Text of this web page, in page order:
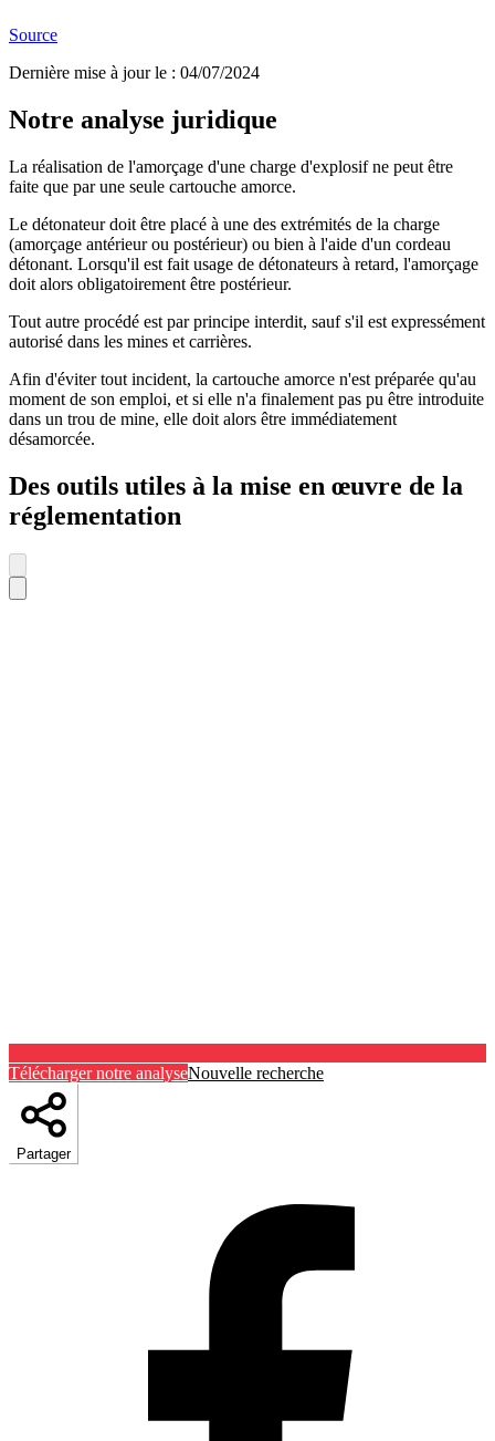
Source
Dernière mise à jour le : 04/07/2024
Notre analyse juridique
La réalisation de l'amorçage d'une charge d'explosif ne peut être
faite que par une seule cartouche amorce.
Le détonateur doit être placé à une des extrémités de la charge
(amorçage antérieur ou postérieur) ou bien à l'aide d'un cordeau
détonant. Lorsqu'il est fait usage de détonateurs à retard, l'amorçage
doit alors obligatoirement être postérieur.
Tout autre procédé est par principe interdit, sauf s'il est expressément
autorisé dans les mines et carrières.
Afin d'éviter tout incident, la cartouche amorce n'est préparée qu'au
moment de son emploi, et si elle n'a finalement pas pu être introduite
dans un trou de mine, elle doit alors être immédiatement
désamorcée.
Des outils utiles à la mise en œuvre de la
réglementation
Télécharger notre analyseNouvelle recherche
Partager